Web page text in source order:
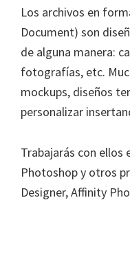
Los archivos en
Document) son
de alguna manera:
fotografías, etc.
mockups, diseños
personalizar
Trabajarás con ellos
Photoshop y otros
Designer, Affinity